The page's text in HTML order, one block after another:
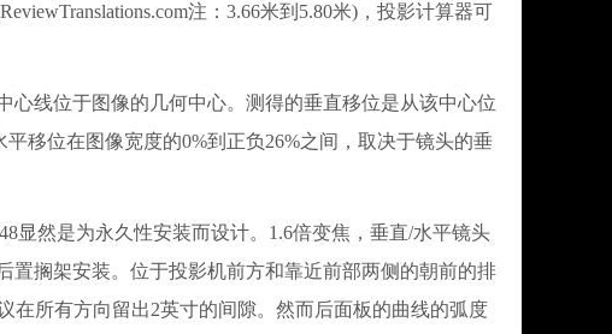
注：3.66米到5.80米)，投影计算器可
线位于图像的几何中心。测得的垂直移位是从该中心位
移位在图像宽度的0%到正负26%之间，取决于镜头的垂
然是为永久性安装而设计。1.6倍变焦，垂直/水平镜头
搁架安装。位于投影机前方和靠近前部两侧的朝前的排
在所有方向留出2英寸的间隙。然而后面板的曲线的弧度